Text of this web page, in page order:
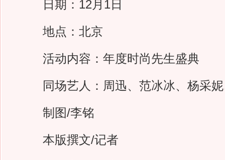
日期：12月1日
地点：北京
活动内容：年度时尚先生盛典
同场艺人：周迅、范冰冰、杨采妮
制图/李铭
本版撰文/记者